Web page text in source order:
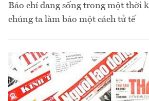
Báo chí đang sống trong một thời
chúng ta làm báo một cách tử tế